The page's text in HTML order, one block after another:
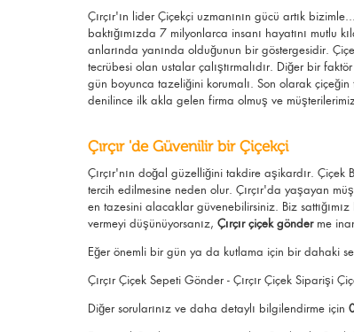
Çırçır'ın lider Çiçekçi uzmanının gücü artık
baktığımızda 7 milyonlarca insanı hayatını mutlu
anlarında yanında olduğunun bir göstergesidir.
tecrübesi olan ustalar çalıştırmalıdır. Diğer bir
gün boyunca tazeliğini korumalı. Son olarak
denilince ilk akla gelen firma olmuş ve
Çırçır 'de Güvenilir bir Çiçekçi
Çırçır'nın doğal güzelliğini takdire aşikardır. Çiçek
tercih edilmesine neden olur. Çırçır'da yaşayan
en tazesini alacaklar güvenebilirsiniz. Biz
vermeyi düşünüyorsanız, Çırçır çiçek gönderme
Eğer önemli bir gün ya da kutlama için bir dahaki
Çırçır Çiçek Sepeti Gönder - Çırçır Çiçek Siparişi
Diğer sorularınız ve daha detaylı bilgilendirme için